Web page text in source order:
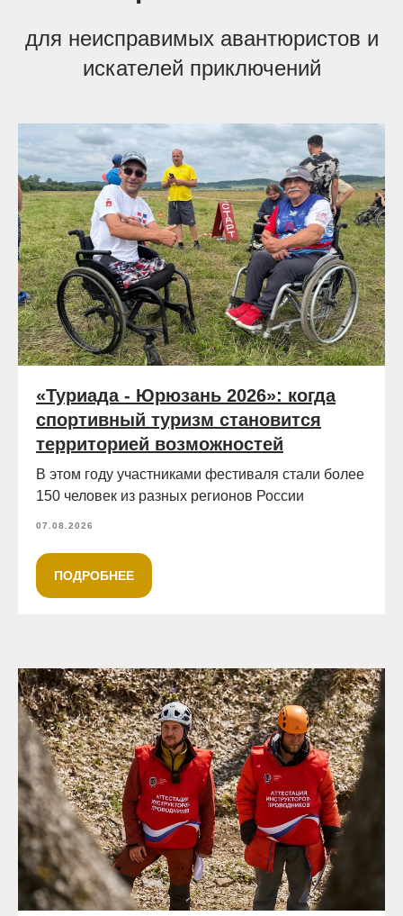
для неисправимых авантюристов и
искателей приключений
«Туриада - Юрюзань 2026»: когда
спортивный туризм становится
территорией возможностей
В этом году участниками фестиваля стали более
150 человек из разных регионов России
07.08.2026
ПОДРОБНЕЕ